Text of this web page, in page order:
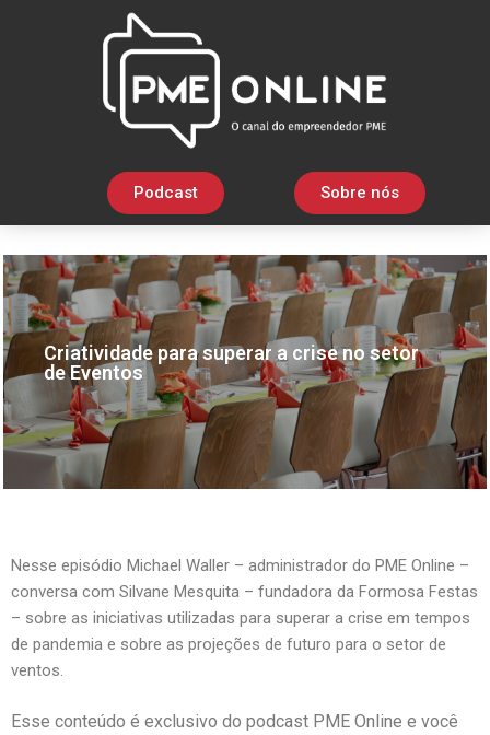
Podcast Sobre nós
Criatividade para superar a crise no setor
de Eventos
Nesse episódio Michael Waller – administrador do PME Online –
conversa com Silvane Mesquita – fundadora da Formosa Festas
– sobre as iniciativas utilizadas para superar a crise em tempos
de pandemia e sobre as projeções de futuro para o setor de
ventos.
Esse conteúdo é exclusivo do podcast PME Online e você